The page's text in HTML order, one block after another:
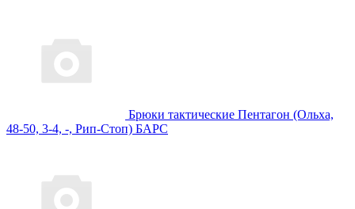
Брюки тактические Пентагон (Ольха,
48-50, 3-4, -, Рип-Стоп) БАРС